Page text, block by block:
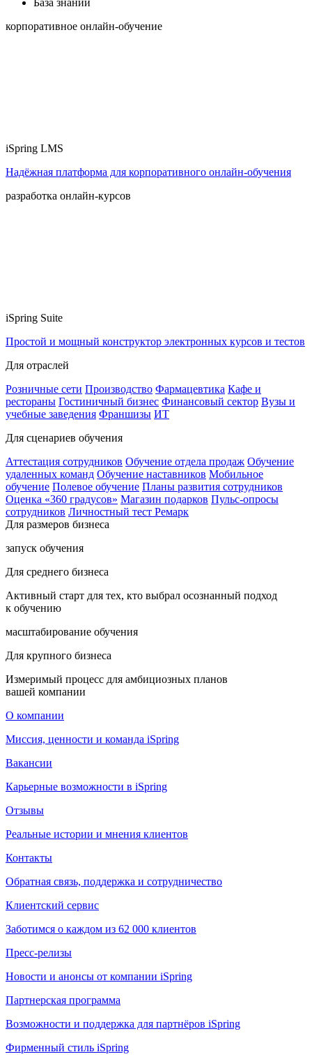
База знаний
корпоративное онлайн-обучение
iSpring LMS
Надёжная платформа для корпоративного онлайн‑обучения
разработка онлайн-курсов
iSpring Suite
Простой и мощный конструктор электронных курсов и тестов
Для отраслей
Розничные сети Производство Фармацевтика Кафе и
рестораны Гостиничный бизнес Финансовый сектор Вузы и
учебные заведения Франшизы ИТ
Для сценариев обучения
Аттестация сотрудников Обучение отдела продаж Обучение
удаленных команд Обучение наставников Мобильное
обучение Полевое обучение Планы развития сотрудников
Оценка «360 градусов» Магазин подарков Пульс-опросы
сотрудников Личностный тест Ремарк
Для размеров бизнеса
запуск обучения
Для среднего бизнеса
Активный старт для тех, кто выбрал осознанный подход
к обучению
масштабирование обучения
Для крупного бизнеса
Измеримый процесс для амбициозных планов
вашей компании
О компании
Миссия, ценности и команда iSpring
Вакансии
Карьерные возможности в iSpring
Отзывы
Реальные истории и мнения клиентов
Контакты
Обратная связь, поддержка и сотрудничество
Клиентский сервис
Заботимся о каждом из 62 000 клиентов
Пресс-релизы
Новости и анонсы от компании iSpring
Партнерская программа
Возможности и поддержка для партнёров iSpring
Фирменный стиль iSpring